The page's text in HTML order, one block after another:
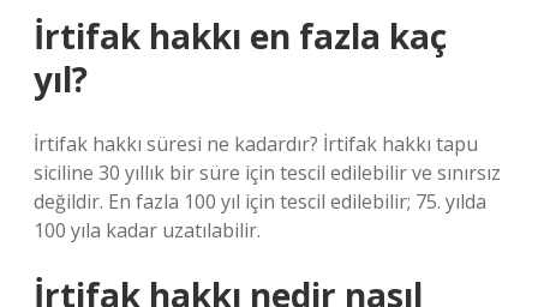
İrtifak hakkı en fazla kaç
yıl?
İrtifak hakkı süresi ne kadardır? İrtifak hakkı tapu
siciline 30 yıllık bir süre için tescil edilebilir ve sınırsız
değildir. En fazla 100 yıl için tescil edilebilir; 75. yılda
100 yıla kadar uzatılabilir.
İrtifak hakkı nedir nasıl